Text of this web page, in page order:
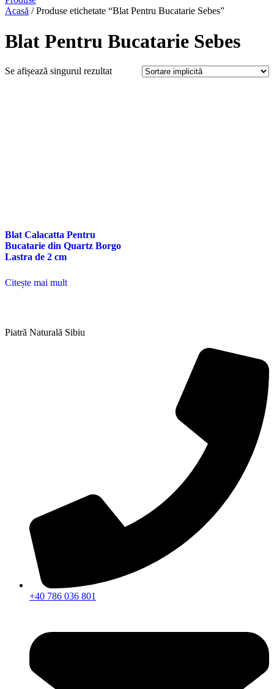
Acasă / Produse etichetate “Blat Pentru Bucatarie Sebes”
Blat Pentru Bucatarie Sebes
Se afișează singurul rezultat
Blat Calacatta Pentru
Bucatarie din Quartz Borgo
Lastra de 2 cm
Citește mai mult
Piatră Naturală Sibiu
+40 786 036 801